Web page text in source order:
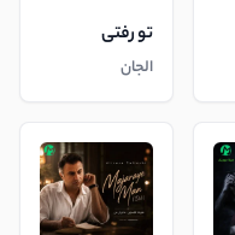
تو رفتی
الجان